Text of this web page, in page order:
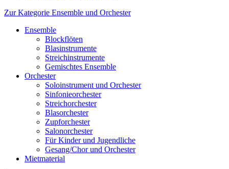
Zur Kategorie Ensemble und Orchester
Ensemble
Blockflöten
Blasinstrumente
Streichinstrumente
Gemischtes Ensemble
Orchester
Soloinstrument und Orchester
Sinfonieorchester
Streichorchester
Blasorchester
Zupforchester
Salonorchester
Für Kinder und Jugendliche
Gesang/Chor und Orchester
Mietmaterial